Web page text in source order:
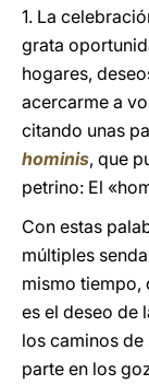
1. La
grata
hogares,
acercarme a
citando unas
hominis, que
petrino: El
Con estas
múltiples
mismo tiempo,
es el deseo de
los caminos de
parte en los